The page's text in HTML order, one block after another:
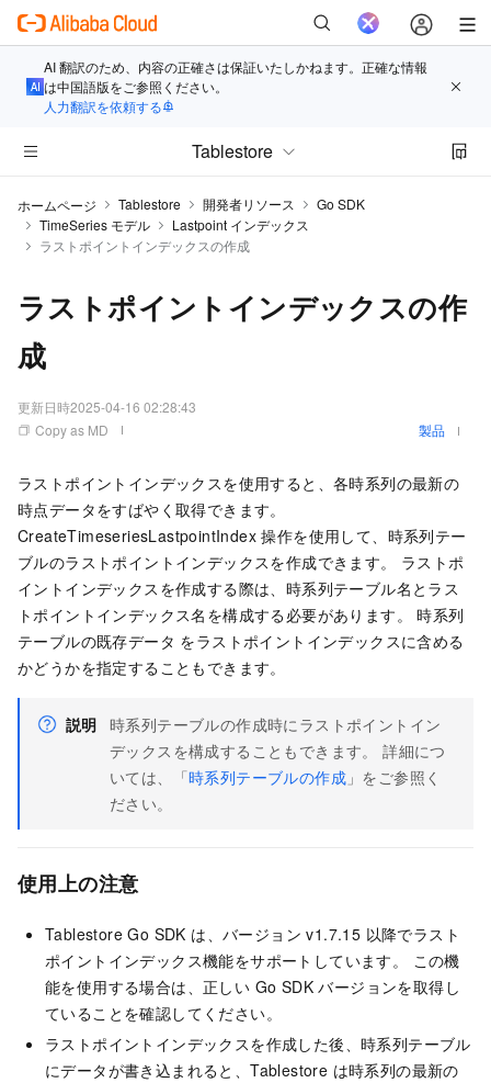
AI 翻訳のため、内容の正確さは保証いたしかねます。正確な情報
は中国語版をご参照ください。
人力翻訳を依頼する
Tablestore
ホームページ Tablestore 開発者リソース
Go SDK
TimeSeries モデル
Lastpoint インデックス
ラストポイントインデックスの作成
ラストポイントインデックスの作
成
更新日時2025-04-16 02:28:43
Copy as MD
製品
ラストポイントインデックスを使用すると、各時系列の最新の
時点データをすばやく取得できます。
CreateTimeseriesLastpointIndex 操作を使用して、時系列テー
ブルのラストポイントインデックスを作成できます。 ラストポ
イントインデックスを作成する際は、時系列テーブル名とラス
トポイントインデックス名を構成する必要があります。 時系列
テーブルの既存データ をラストポイントインデックスに含める
かどうかを指定することもできます。
説明 時系列テーブルの作成時にラストポイントイン
デックスを構成することもできます。 詳細につ
いては、「時系列テーブルの作成 」をご参照く
ださい。
使用上の注意
Tablestore Go SDK は、バージョン v1.7.15 以降でラスト
ポイントインデックス機能をサポートしています。 この機
能を使用する場合は、正しい Go SDK バージョンを取得し
ていることを確認してください。
ラストポイントインデックスを作成した後、時系列テーブル
にデータが書き込まれると、Tablestore は時系列の最新の